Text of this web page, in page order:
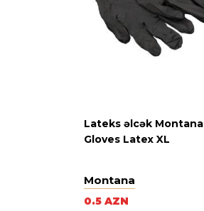
Lateks əlcək Montana
Gloves Latex XL
Montana
0.5 AZN